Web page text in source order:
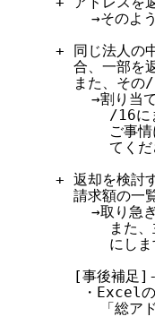
→そのよ
+ 同じ法人の
合、一部を
また、その/
→割り当て
/16にま
ご事情
てく
+ 返却を検討
請求額の一
→取り急ぎ
また、
にし
[事後補
・Excelの
「総アド